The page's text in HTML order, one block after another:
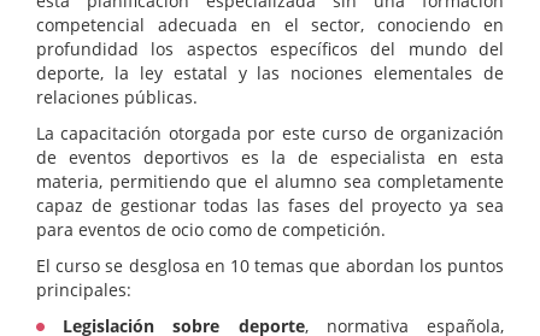
competencial adecuada en el sector, conociendo en
profundidad los aspectos específicos del mundo del
deporte, la ley estatal y las nociones elementales de
relaciones públicas.
La capacitación otorgada por este curso de organización
de eventos deportivos es la de especialista en esta
materia, permitiendo que el alumno sea completamente
capaz de gestionar todas las fases del proyecto ya sea
para eventos de ocio como de competición.
El curso se desglosa en 10 temas que abordan los puntos
principales:
Legislación sobre deporte, normativa española,